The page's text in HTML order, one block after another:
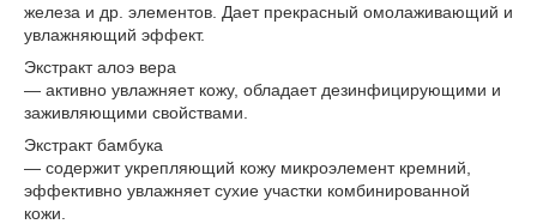
железа и др. элементов. Дает прекрасный омолаживающий и
увлажняющий эффект.
Экстракт алоэ вера
— активно увлажняет кожу, обладает дезинфицирующими и
заживляющими свойствами.
Экстракт бамбука
— содержит укрепляющий кожу микроэлемент кремний,
эффективно увлажняет сухие участки комбинированной
кожи.